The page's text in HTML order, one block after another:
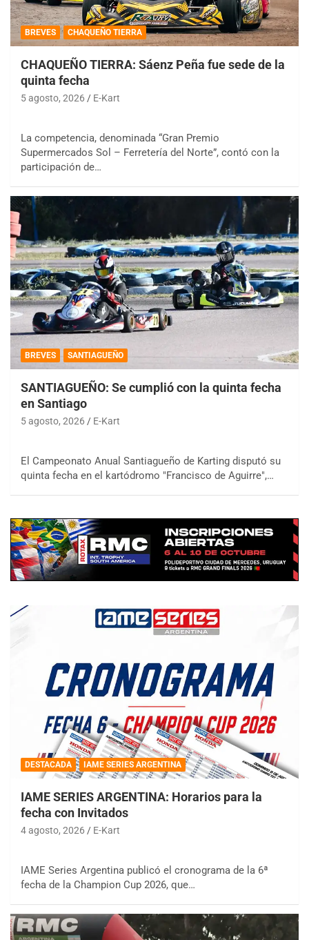
BREVES CHAQUEÑO TIERRA
CHAQUEÑO TIERRA: Sáenz Peña fue sede de la
quinta fecha
5 agosto, 2026 E-Kart
La competencia, denominada “Gran Premio
Supermercados Sol – Ferretería del Norte”, contó con la
participación de…
BREVES SANTIAGUEÑO
SANTIAGUEÑO: Se cumplió con la quinta fecha
en Santiago
5 agosto, 2026 E-Kart
El Campeonato Anual Santiagueño de Karting disputó su
quinta fecha en el kartódromo "Francisco de Aguirre",…
DESTACADA IAME SERIES ARGENTINA
IAME SERIES ARGENTINA: Horarios para la
fecha con Invitados
4 agosto, 2026 E-Kart
IAME Series Argentina publicó el cronograma de la 6ª
fecha de la Champion Cup 2026, que…